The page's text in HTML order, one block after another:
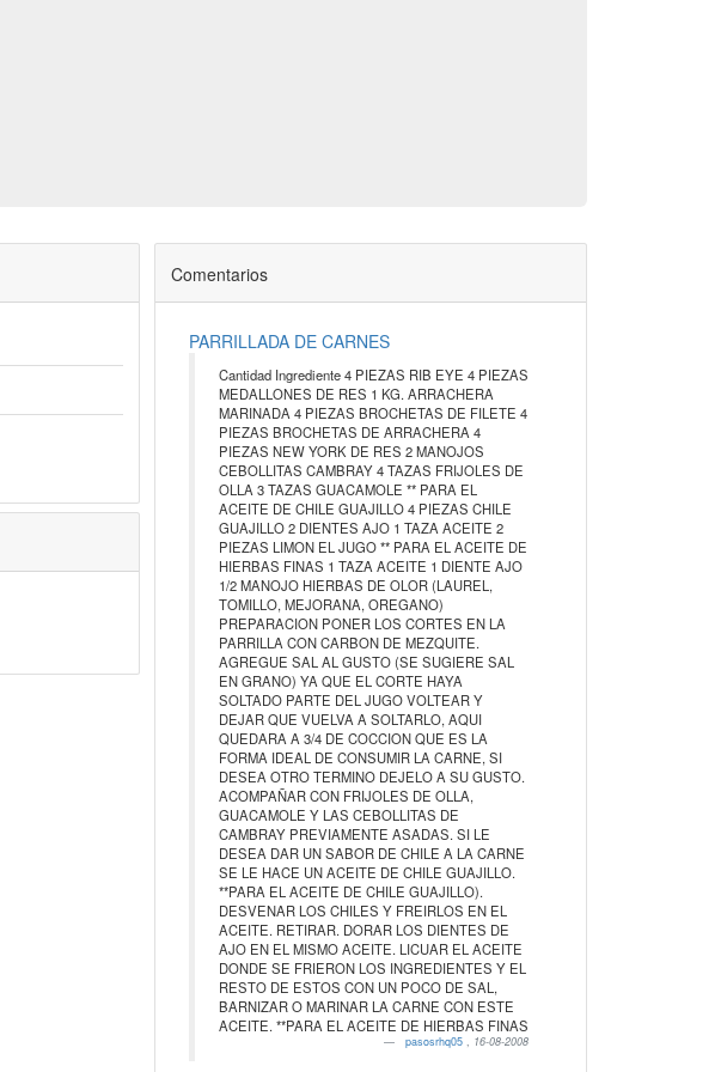
Comentarios
PARRILLADA DE CARNES
Cantidad Ingrediente 4 PIEZAS RIB EYE 4 PIEZAS
MEDALLONES DE RES 1 KG. ARRACHERA
MARINADA 4 PIEZAS BROCHETAS DE FILETE 4
PIEZAS BROCHETAS DE ARRACHERA 4
PIEZAS NEW YORK DE RES 2 MANOJOS
CEBOLLITAS CAMBRAY 4 TAZAS FRIJOLES DE
OLLA 3 TAZAS GUACAMOLE ** PARA EL
ACEITE DE CHILE GUAJILLO 4 PIEZAS CHILE
GUAJILLO 2 DIENTES AJO 1 TAZA ACEITE 2
PIEZAS LIMON EL JUGO ** PARA EL ACEITE DE
HIERBAS FINAS 1 TAZA ACEITE 1 DIENTE AJO
1/2 MANOJO HIERBAS DE OLOR (LAUREL,
TOMILLO, MEJORANA, OREGANO)
PREPARACION PONER LOS CORTES EN LA
PARRILLA CON CARBON DE MEZQUITE.
AGREGUE SAL AL GUSTO (SE SUGIERE SAL
EN GRANO) YA QUE EL CORTE HAYA
SOLTADO PARTE DEL JUGO VOLTEAR Y
DEJAR QUE VUELVA A SOLTARLO, AQUI
QUEDARA A 3/4 DE COCCION QUE ES LA
FORMA IDEAL DE CONSUMIR LA CARNE, SI
DESEA OTRO TERMINO DEJELO A SU GUSTO.
ACOMPAÑAR CON FRIJOLES DE OLLA,
GUACAMOLE Y LAS CEBOLLITAS DE
CAMBRAY PREVIAMENTE ASADAS. SI LE
DESEA DAR UN SABOR DE CHILE A LA CARNE
SE LE HACE UN ACEITE DE CHILE GUAJILLO.
**PARA EL ACEITE DE CHILE GUAJILLO).
DESVENAR LOS CHILES Y FREIRLOS EN EL
ACEITE. RETIRAR. DORAR LOS DIENTES DE
AJO EN EL MISMO ACEITE. LICUAR EL ACEITE
DONDE SE FRIERON LOS INGREDIENTES Y EL
RESTO DE ESTOS CON UN POCO DE SAL,
BARNIZAR O MARINAR LA CARNE CON ESTE
ACEITE. **PARA EL ACEITE DE HIERBAS FINAS
pasosrhq05, 16-08-2008